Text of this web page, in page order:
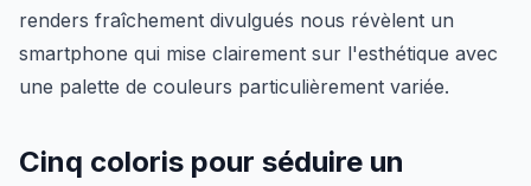
renders fraîchement divulgués nous révèlent un
smartphone qui mise clairement sur l'esthétique avec
une palette de couleurs particulièrement variée.
Cinq coloris pour séduire un